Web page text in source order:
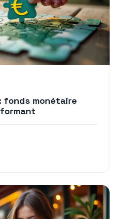
fonds monétaire